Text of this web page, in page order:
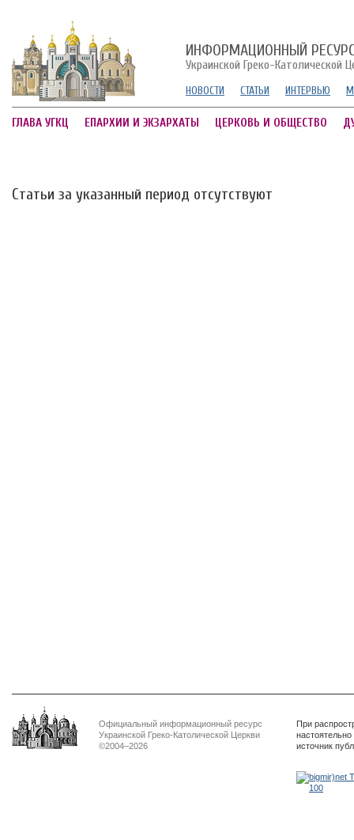
ИНФОРМАЦИОННЫЙ
Украинской Греко-Католической
НОВОСТИ СТАТЬИ ИНТЕРВЬЮ
ГЛАВА УГКЦ ЕПАРХИИ И ЭКЗАРХАТЫ ЦЕРКОВЬ И ОБЩЕСТВО
Статьи за указанный период отсутствуют
Официальный информационный ресурс
Украинской Греко-Католической Церкви
©2004–2026
При
источник